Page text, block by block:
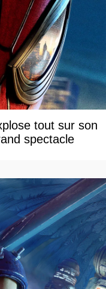
tout sur son
spectacle